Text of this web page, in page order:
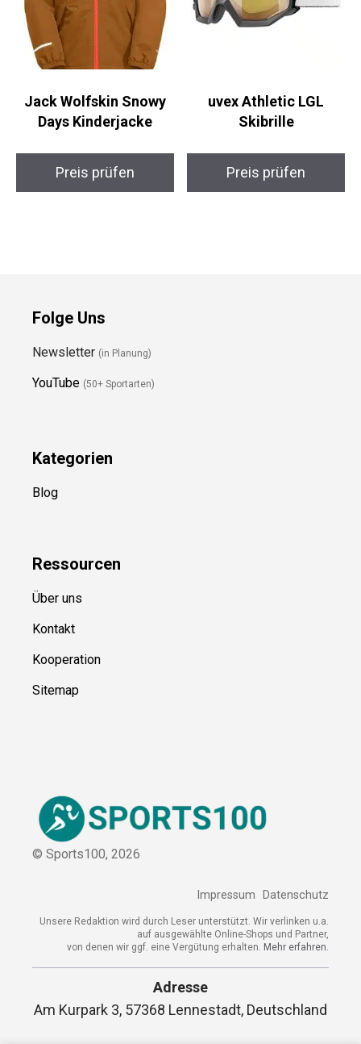
Jack Wolfskin Snowy
Preis prüfen
uvex Athletic LGL
Preis prüfen
Newsletter
Ressource
Über uns
Kontakt
Kooperation
Impressum Datenschutz
Unsere Redaktion wird durch Leser unterstützt. Wir verlinken
u.a. auf ausgewählte Online-Shops und Partner,
von denen wir ggf. eine Vergütung erhalten.Mehr erfahren.
Adresse